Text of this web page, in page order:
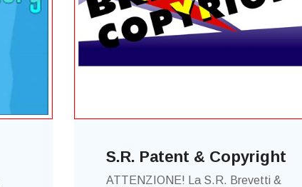
S.R. Patent & Copyright
ATTENZIONE! La S.R. Brevetti &